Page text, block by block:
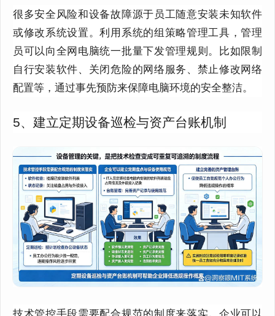
很多安全风险和设备故障源于员工随意安装未知软件
或修改系统设置。利用系统的组策略管理工具，管理
员可以向全网电脑统一批量下发管理规则。比如限制
自行安装软件、关闭危险的网络服务、禁止修改网络
配置等，通过事先预防来保障电脑环境的安全整洁。
5、建立定期设备巡检与资产台账机制
技术管控手段需要配合规范的制度来落实。企业可以